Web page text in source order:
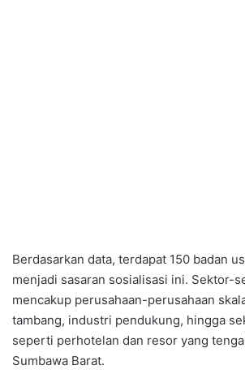
Berdasarkan data, terdapat 150 badan
menjadi sasaran sosialisasi ini. Sektor-
mencakup perusahaan-perusahaan
tambang, industri pendukung, hingga
seperti perhotelan dan resor yang
Sumbawa Barat.